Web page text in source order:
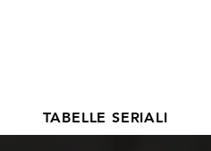
TABELLE SERIALI